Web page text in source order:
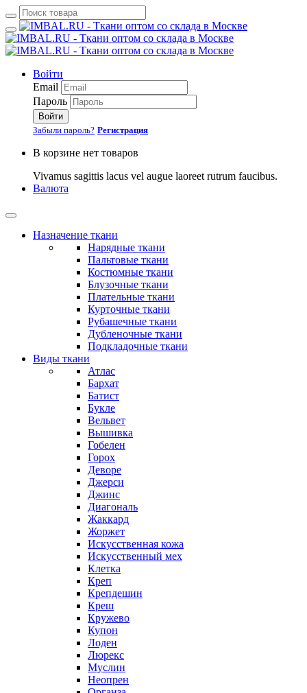
Войти
Email
Пароль
Войти
Забыли пароль? Регистрация
В корзине нет товаров
Vivamus sagittis lacus vel augue laoreet rutrum faucibus.
Валюта
Назначение ткани
Нарядные ткани
Пальтовые ткани
Костюмные ткани
Блузочные ткани
Плательные ткани
Курточные ткани
Рубашечные ткани
Дубленочные ткани
Подкладочные ткани
Виды ткани
Атлас
Бархат
Батист
Букле
Вельвет
Вышивка
Гобелен
Горох
Деворе
Джерси
Джинс
Диагональ
Жаккард
Жоржет
Искусственная кожа
Искусственный мех
Клетка
Креп
Крепдешин
Креш
Кружево
Купон
Лоден
Люрекс
Муслин
Неопрен